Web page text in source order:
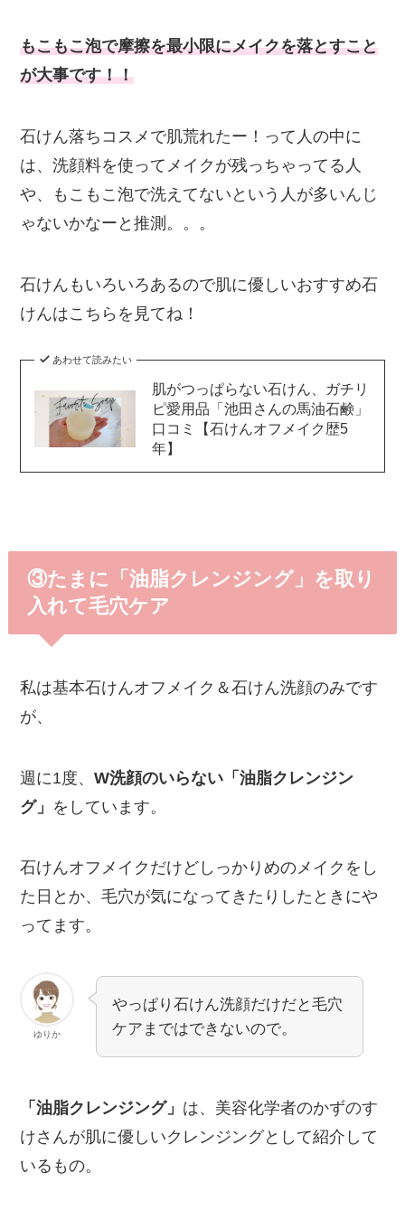
もこもこ泡で摩擦を最小限にメイクを落とすこと
が大事です！！
石けん落ちコスメで肌荒れたー！って人の中に
は、洗顔料を使ってメイクが残っちゃってる人
や、もこもこ泡で洗えてないという人が多いんじ
ゃないかなーと推測。。。
石けんもいろいろあるので肌に優しいおすすめ石
けんはこちらを見てね！
あわせて読みたい
肌がつっぱらない石けん、ガチリ
ピ愛用品「池田さんの馬油石鹸」
口コミ【石けんオフメイク歴5
年】
③たまに「油脂クレンジング」を取り
入れて毛穴ケア
私は基本石けんオフメイク＆石けん洗顔のみです
が、
週に1度、W洗顔のいらない「油脂クレンジン
グ」 をしています。
石けんオフメイクだけどしっかりめのメイクをし
た日とか、毛穴が気になってきたりしたときにや
ってます。
ゆりか
やっぱり石けん洗顔だけだと毛穴
ケアまではできないので。
「油脂クレンジング」 は、美容化学者のかずのす
けさんが肌に優しいクレンジングとして紹介して
いるもの。